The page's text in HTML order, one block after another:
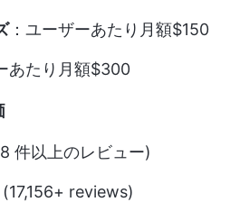
：ユーザーあたり月額$150
あたり月額$300
件以上のレビュー)
reviews)